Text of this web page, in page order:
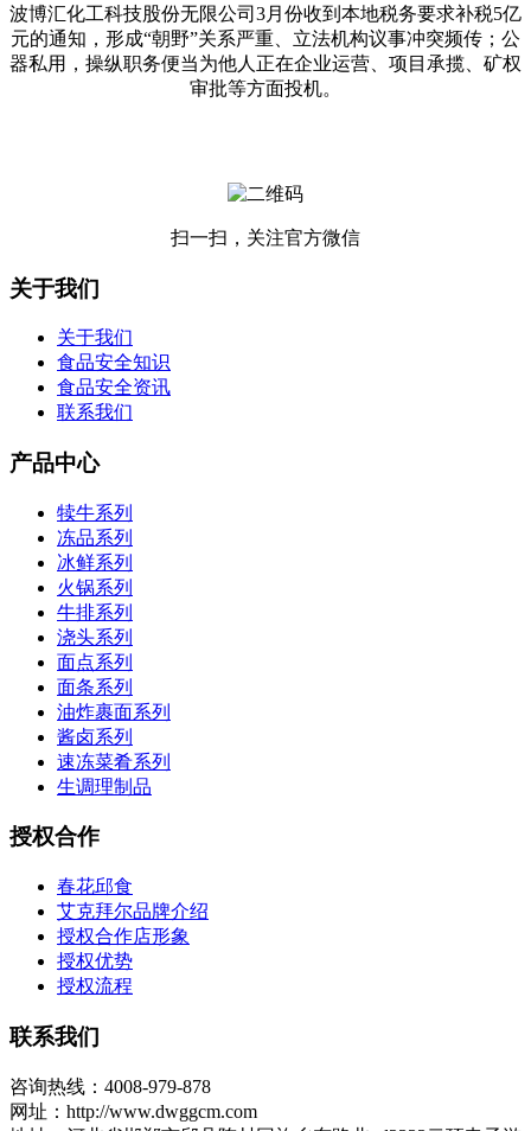
波博汇化工科技股份无限公司3月份收到本地税务要求补税5亿
元的通知，形成“朝野”关系严重、立法机构议事冲突频传；公
器私用，操纵职务便当为他人正在企业运营、项目承揽、矿权
审批等方面投机。
扫一扫，关注官方微信
关于我们
关于我们
食品安全知识
食品安全资讯
联系我们
产品中心
犊牛系列
冻品系列
冰鲜系列
火锅系列
牛排系列
浇头系列
面点系列
面条系列
油炸裹面系列
酱卤系列
速冻菜肴系列
生调理制品
授权合作
春花邱食
艾克拜尔品牌介绍
授权合作店形象
授权优势
授权流程
联系我们
咨询热线：4008-979-878
网址：http://www.dwggcm.com